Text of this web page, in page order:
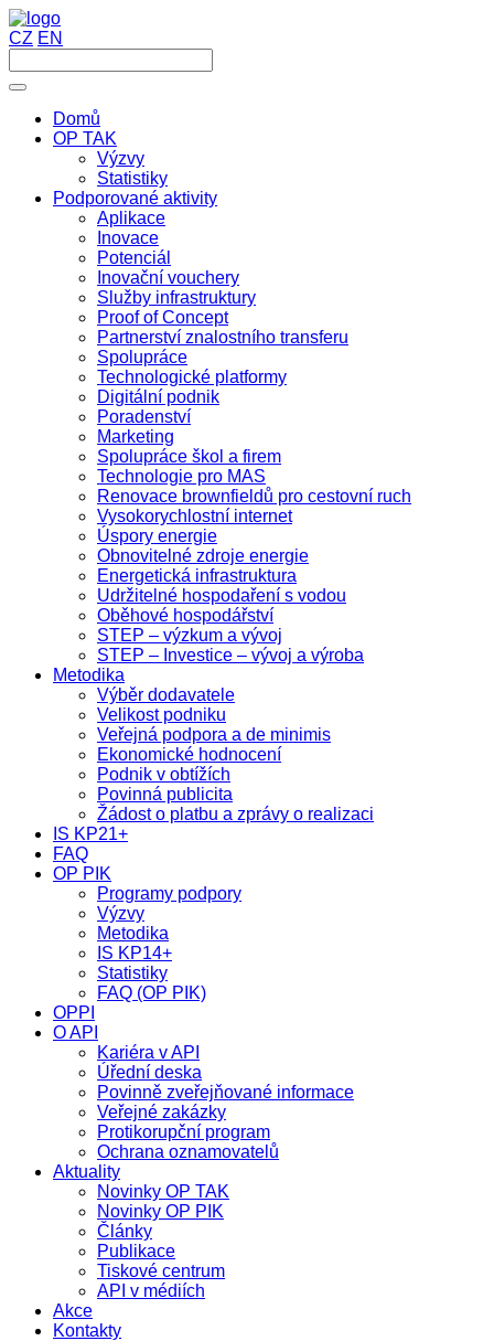
CZ EN
Domů
OP TAK
Výzvy
Statistiky
Podporované aktivity
Aplikace
Inovace
Potenciál
Inovační vouchery
Služby infrastruktury
Proof of Concept
Partnerství znalostního transferu
Spolupráce
Technologické platformy
Digitální podnik
Poradenství
Marketing
Spolupráce škol a firem
Technologie pro MAS
Renovace brownfieldů pro cestovní ruch
Vysokorychlostní internet
Úspory energie
Obnovitelné zdroje energie
Energetická infrastruktura
Udržitelné hospodaření s vodou
Oběhové hospodářství
STEP – výzkum a vývoj
STEP – Investice – vývoj a výroba
Metodika
Výběr dodavatele
Velikost podniku
Veřejná podpora a de minimis
Ekonomické hodnocení
Podnik v obtížích
Povinná publicita
Žádost o platbu a zprávy o realizaci
IS KP21+
FAQ
OP PIK
Programy podpory
Výzvy
Metodika
IS KP14+
Statistiky
FAQ (OP PIK)
OPPI
O API
Kariéra v API
Úřední deska
Povinně zveřejňované informace
Veřejné zakázky
Protikorupční program
Ochrana oznamovatelů
Aktuality
Novinky OP TAK
Novinky OP PIK
Články
Publikace
Tiskové centrum
API v médiích
Akce
Kontakty